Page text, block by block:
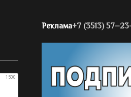
1500
Реклама+7 (3513)